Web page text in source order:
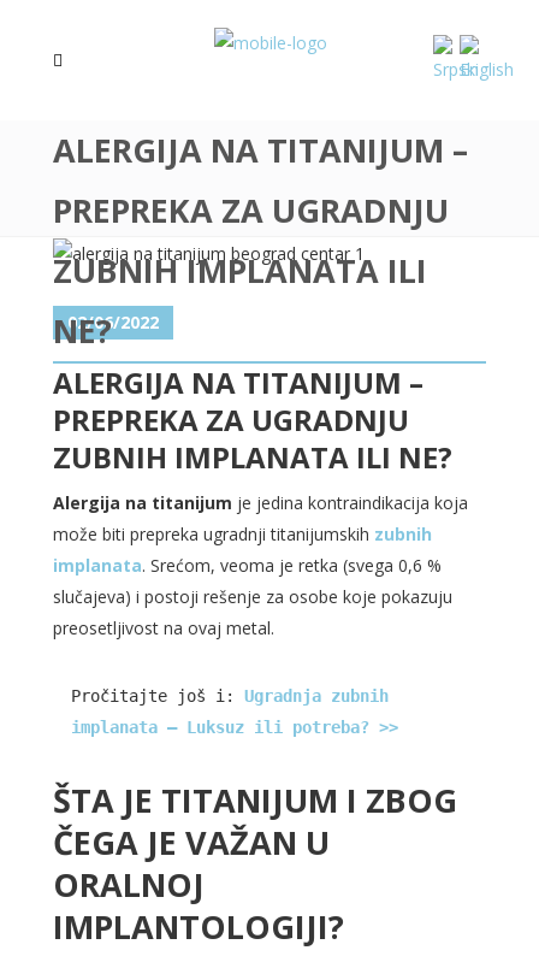
ALERGIJA NA TITANIJUM –
PREPREKA ZA UGRADNJU
ZUBNIH IMPLANATA ILI
NE?
02/06/2022
ALERGIJA NA TITANIJUM –
PREPREKA ZA UGRADNJU
ZUBNIH IMPLANATA ILI NE?
Alergija na titanijum je jedina kontraindikacija koja
može biti prepreka ugradnji titanijumskih zubnih
implanata. Srećom, veoma je retka (svega 0,6 %
slučajeva) i postoji rešenje za osobe koje pokazuju
preosetljivost na ovaj metal.
Pročitajte još i: Ugradnja zubnih
implanata – Luksuz ili potreba? >>
ŠTA JE TITANIJUM I ZBOG
ČEGA JE VAŽAN U
ORALNOJ
IMPLANTOLOGIJI?